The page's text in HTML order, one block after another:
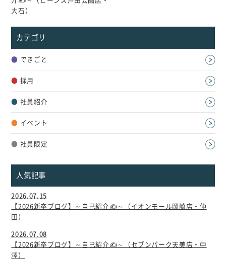
大石）
カテゴリ
● できごと
● 採用
● 社員紹介
● イベント
● 社員限定
人気記事
2026.07.15
【2026新卒ブログ】～自己紹介✍～（イオンモール岡崎店・仲
田）
2026.07.08
【2026新卒ブログ】～自己紹介✍～（セブンパーク天美店・中
澤）